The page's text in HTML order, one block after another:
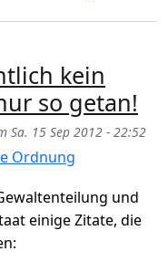
kein
so getan!
Sa. 15 Sep 2012 - 22:52
Ordnung
und
einige Zitate, die